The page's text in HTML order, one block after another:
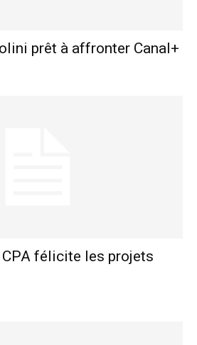
prêt à affronter Canal+
félicite les projets